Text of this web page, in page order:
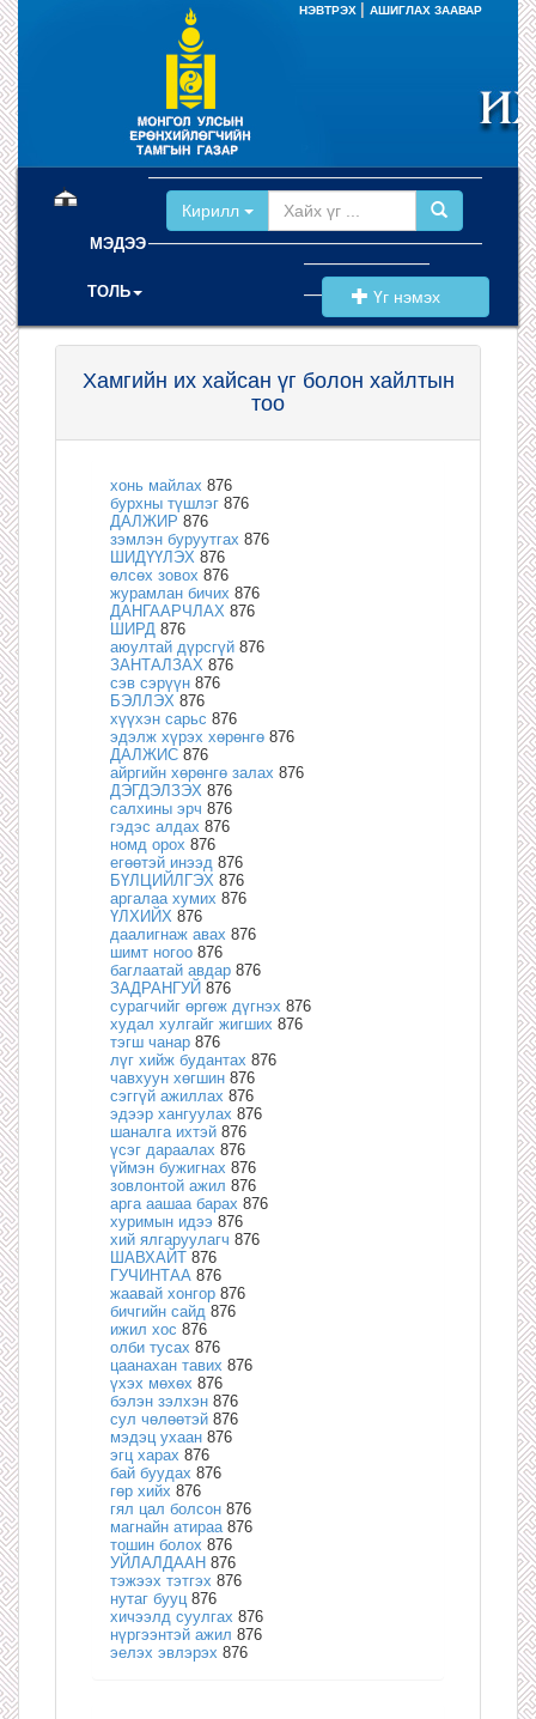
НЭВТРЭХ АШИГЛАХ ЗААВАР
МЭДЭЭ
ТОЛЬ
Кирилл
Үг нэмэх
Хамгийн их хайсан үг болон хайлтын
тоо
хонь майлах 876
бурхны түшлэг 876
ДАЛЖИР 876
зэмлэн буруутгах 876
ШИДҮҮЛЭХ 876
өлсөх зовох 876
журамлан бичих 876
ДАНГААРЧЛАХ 876
ШИРД 876
аюултай дүрсгүй 876
ЗАНТАЛЗАХ 876
сэв сэрүүн 876
БЭЛЛЭХ 876
хүүхэн сарьс 876
эдэлж хүрэх хөрөнгө 876
ДАЛЖИС 876
айргийн хөрөнгө залах 876
ДЭГДЭЛЗЭХ 876
салхины эрч 876
гэдэс алдах 876
номд орох 876
егөөтэй инээд 876
БҮЛЦИЙЛГЭХ 876
аргалаа хумих 876
ҮЛХИЙХ 876
даалигнаж авах 876
шимт ногоо 876
баглаатай авдар 876
ЗАДРАНГУЙ 876
сурагчийг өргөж дүгнэх 876
худал хулгайг жигших 876
тэгш чанар 876
лүг хийж будантах 876
чавхуун хөгшин 876
сэггүй ажиллах 876
эдээр хангуулах 876
шаналга ихтэй 876
үсэг дараалах 876
үймэн бужигнах 876
зовлонтой ажил 876
арга аашаа барах 876
хуримын идээ 876
хий ялгаруулагч 876
ШАВХАЙТ 876
ГУЧИНТАА 876
жаавай хонгор 876
бичгийн сайд 876
ижил хос 876
олби тусах 876
цаанахан тавих 876
үхэх мөхөх 876
бэлэн зэлхэн 876
сул чөлөөтэй 876
мэдэц ухаан 876
эгц харах 876
бай буудах 876
гөр хийх 876
гял цал болсон 876
магнайн атираа 876
тошин болох 876
УЙЛАЛДААН 876
тэжээх тэтгэх 876
нутаг бууц 876
хичээлд суулгах 876
нүргээнтэй ажил 876
эелэх эвлэрэх 876